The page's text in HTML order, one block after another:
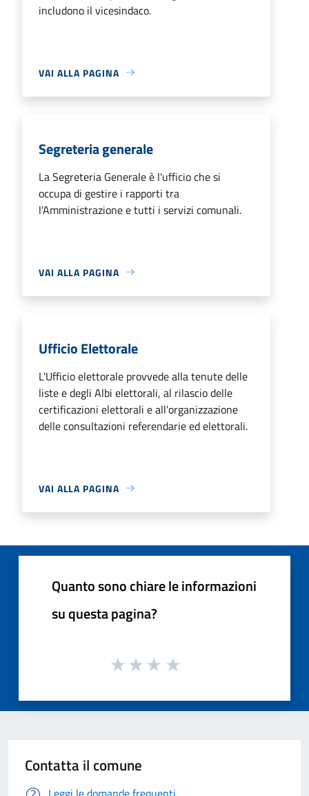
includono il vicesindaco.
VAI ALLA PAGINA
Segreteria generale
La Segreteria Generale è l'ufficio che si
occupa di gestire i rapporti tra
l'Amministrazione e tutti i servizi comunali.
VAI ALLA PAGINA
Ufficio Elettorale
L'Ufficio elettorale provvede alla tenute delle
liste e degli Albi elettorali, al rilascio delle
certificazioni elettorali e all'organizzazione
delle consultazioni referendarie ed elettorali.
VAI ALLA PAGINA
Quanto sono chiare le informazioni
su questa pagina?
Contatta il comune